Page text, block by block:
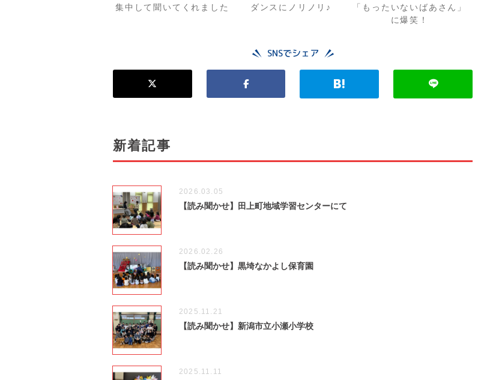
集中して聞いてくれました ダンスにノリノリ♪
「もったいないばあさん」
に爆笑！
SNSでシェア
新着記事
2026.03.05
【読み聞かせ】田上町地域学習センターにて
2026.02.26
【読み聞かせ】黒埼なかよし保育園
2025.11.21
【読み聞かせ】新潟市立小瀬小学校
2025.11.11